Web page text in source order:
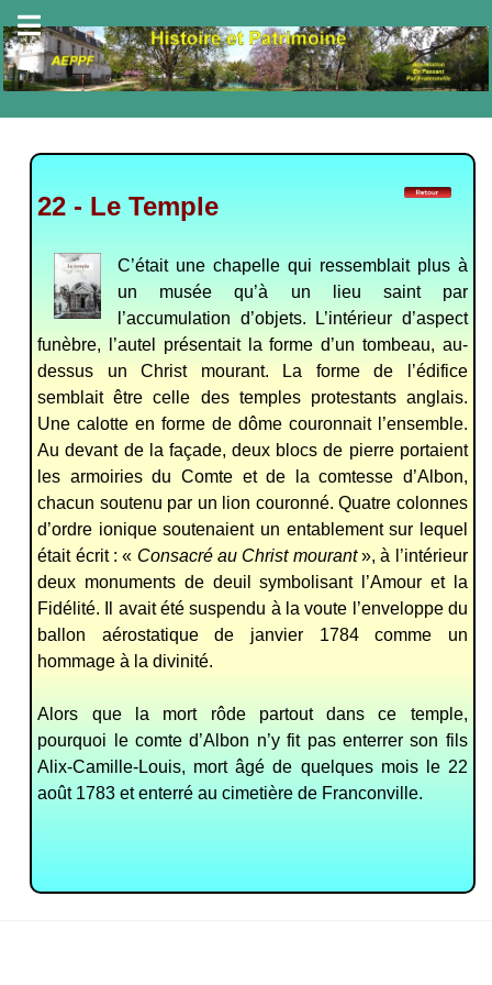
22 - Le Temple
C’était une chapelle qui ressemblait plus à
un musée qu’à un lieu saint par
l’accumulation d’objets. L’intérieur d’aspect
funèbre, l’autel présentait la forme d’un tombeau, au-
dessus un Christ mourant. La forme de l’édifice
semblait être celle des temples protestants anglais.
Une calotte en forme de dôme couronnait l’ensemble.
Au devant de la façade, deux blocs de pierre portaient
les armoiries du Comte et de la comtesse d’Albon,
chacun soutenu par un lion couronné. Quatre colonnes
d’ordre ionique soutenaient un entablement sur lequel
était écrit : « Consacré au Christ mourant», à l’intérieur
deux monuments de deuil symbolisant l’Amour et la
Fidélité. Il avait été suspendu à la voute l’enveloppe du
ballon aérostatique de janvier 1784 comme un
hommage à la divinité.
Alors que la mort rôde partout dans ce temple,
pourquoi le comte d’Albon n’y fit pas enterrer son fils
Alix-Camille-Louis, mort âgé de quelques mois le 22
août 1783 et enterré au cimetière de Franconville.